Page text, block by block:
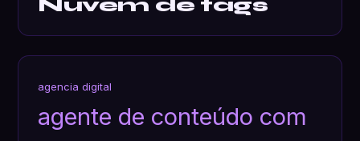
Nuvem de tags
agencia digital
agente de conteúdo com